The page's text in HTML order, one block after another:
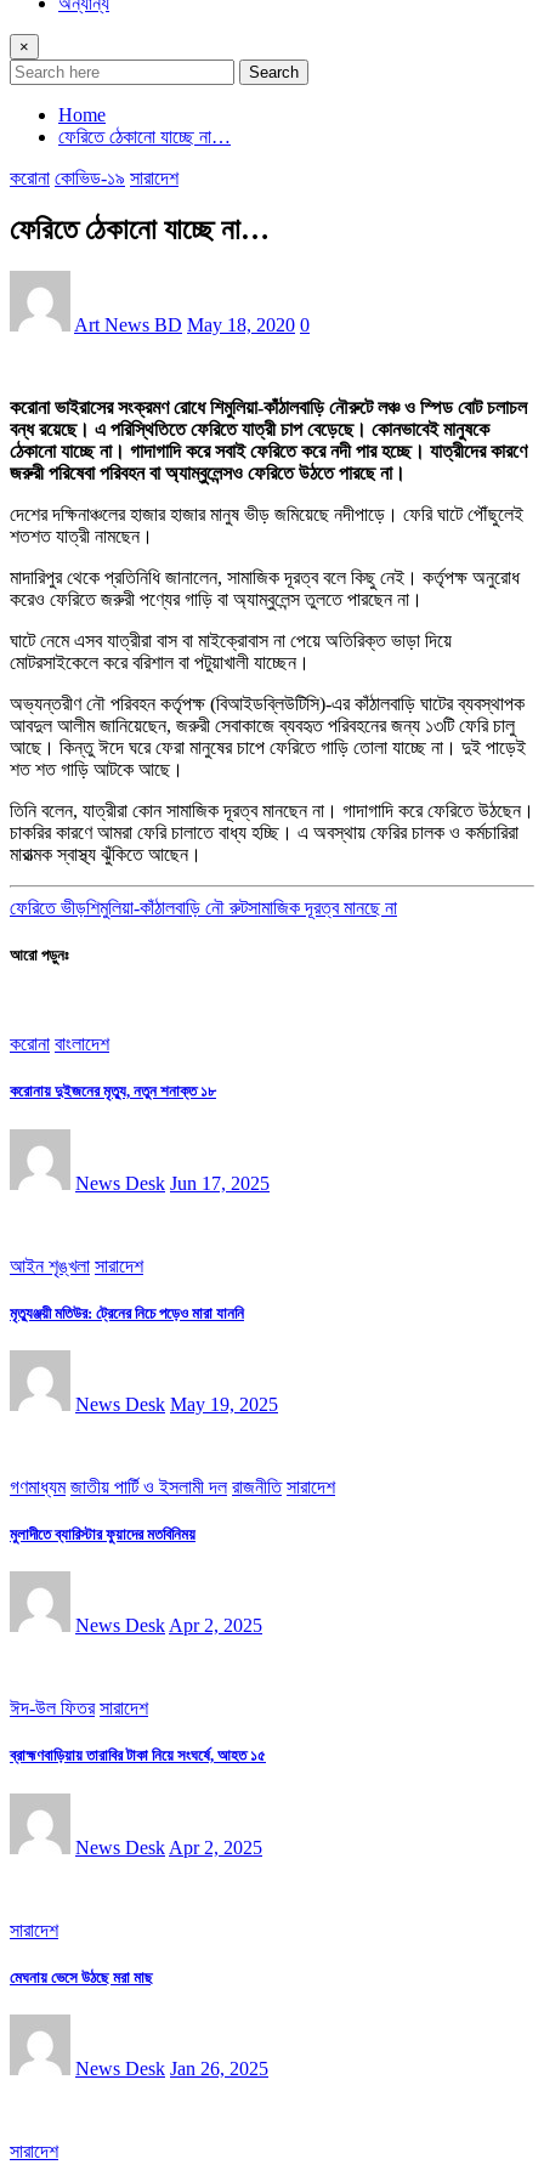
×
Search
Home
ফেরিতে ঠেকানো যাচ্ছে না…
করোনা কোভিড-১৯ সারাদেশ
ফেরিতে ঠেকানো যাচ্ছে না…
Art News BD May 18, 2020 0
করোনা ভাইরাসের সংক্রমণ রোধে শিমুলিয়া-কাঁঠালবাড়ি নৌরুটে লঞ্চ ও স্পিড বোট চলাচল
বন্ধ রয়েছে। এ পরিস্থিতিতে ফেরিতে যাত্রী চাপ বেড়েছে। কোনভাবেই মানুষকে
ঠেকানো যাচ্ছে না। গাদাগাদি করে সবাই ফেরিতে করে নদী পার হচ্ছে। যাত্রীদের কারণে
জরুরী পরিষেবা পরিবহন বা অ্যাম্বুলেন্সও ফেরিতে উঠতে পারছে না।
দেশের দক্ষিনাঞ্চলের হাজার হাজার মানুষ ভীড় জমিয়েছে নদীপাড়ে। ফেরি ঘাটে পৌঁছুলেই
শতশত যাত্রী নামছেন।
মাদারিপুর থেকে প্রতিনিধি জানালেন, সামাজিক দূরত্ব বলে কিছু নেই। কর্তৃপক্ষ অনুরোধ
করেও ফেরিতে জরুরী পণ্যের গাড়ি বা অ্যাম্বুলেন্স তুলতে পারছেন না।
ঘাটে নেমে এসব যাত্রীরা বাস বা মাইক্রোবাস না পেয়ে অতিরিক্ত ভাড়া দিয়ে
মোটরসাইকেলে করে বরিশাল বা পটুয়াখালী যাচ্ছেন।
অভ্যন্তরীণ নৌ পরিবহন কর্তৃপক্ষ (বিআইডব্লিউটিসি)-এর কাঁঠালবাড়ি ঘাটের ব্যবস্থাপক
আবদুল আলীম জানিয়েছেন, জরুরী সেবাকাজে ব্যবহৃত পরিবহনের জন্য ১৩টি ফেরি চালু
আছে। কিন্তু ঈদে ঘরে ফেরা মানুষের চাপে ফেরিতে গাড়ি তোলা যাচ্ছে না। দুই পাড়েই
শত শত গাড়ি আটকে আছে।
তিনি বলেন, যাত্রীরা কোন সামাজিক দূরত্ব মানছেন না। গাদাগাদি করে ফেরিতে উঠছেন।
চাকরির কারণে আমরা ফেরি চালাতে বাধ্য হচ্ছি। এ অবস্থায় ফেরির চালক ও কর্মচারিরা
মারাত্মক স্বাস্থ্য ঝুঁকিতে আছেন।
ফেরিতে ভীড়শিমুলিয়া-কাঁঠালবাড়ি নৌ রুটসামাজিক দূরত্ব মানছে না
আরো পড়ুনঃ
করোনা বাংলাদেশ
করোনায় দুইজনের মৃত্যু, নতুন শনাক্ত ১৮
News Desk Jun 17, 2025
আইন শৃঙ্খলা সারাদেশ
মৃত্যুঞ্জয়ী মতিউর: ট্রেনের নিচে পড়েও মারা যাননি
News Desk May 19, 2025
গণমাধ্যম জাতীয় পার্টি ও ইসলামী দল রাজনীতি সারাদেশ
মুলাদীতে ব্যারিস্টার ফুয়াদের মতবিনিময়
News Desk Apr 2, 2025
ঈদ-উল ফিতর সারাদেশ
ব্রাহ্মণবাড়িয়ায় তারাবির টাকা নিয়ে সংঘর্ষে, আহত ১৫
News Desk Apr 2, 2025
সারাদেশ
মেঘনায় ভেসে উঠছে মরা মাছ
News Desk Jan 26, 2025
সারাদেশ